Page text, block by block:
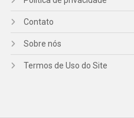
Contato
Sobre nós
Termos de Uso do Site